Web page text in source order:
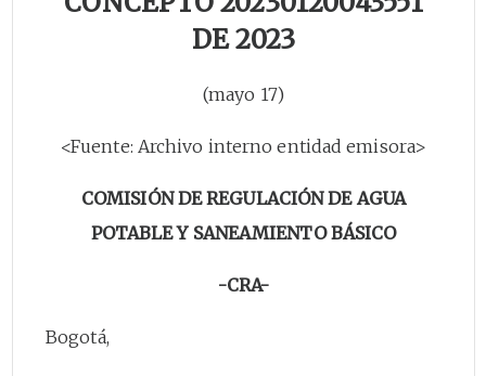
DE 2023
(mayo 17)
<Fuente: Archivo interno entidad emisora>
COMISIÓN DE REGULACIÓN DE AGUA
POTABLE Y SANEAMIENTO BÁSICO
-CRA-
Bogotá,